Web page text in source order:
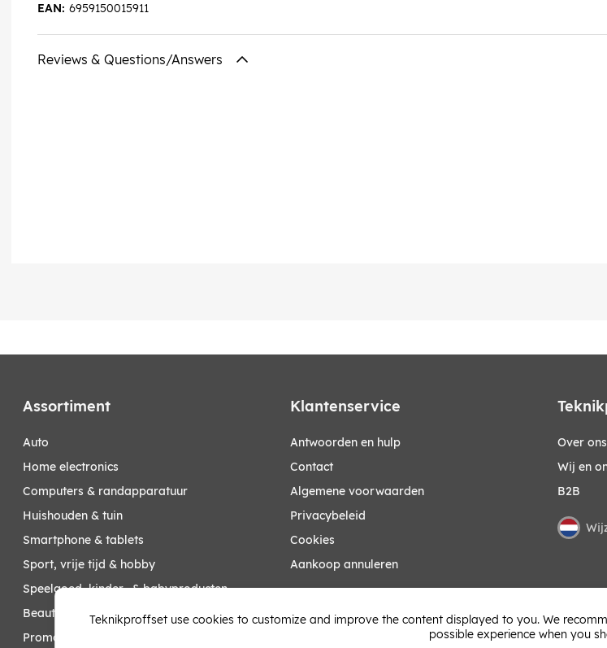
6959150015911
EAN:
Reviews & Questions/Answers
Assortiment
auto
home electronics
computers & randapparatuur
huishouden & tuin
smartphone & tablets
sport, vrije tijd & hobby
speelgoed, kinder- & babyproducten
beauty & health
promoties
Klantenservice
Antwoorden en hulp
Contact
Algemene voorwaarden
Privacybeleid
Cookies
Aankoop annuleren
Over ons
Wij en
B2B
Teknikproffset use cookies to customize and improve the content displayed to you. We
possible experience when you